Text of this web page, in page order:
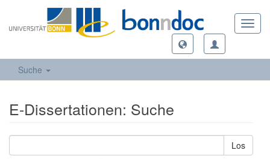
Suche
E-Dissertationen: Suche
Los